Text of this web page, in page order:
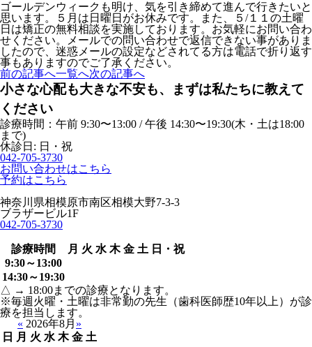
ゴールデンウィークも明け、気を引き締めて進んで行きたいと
思います。５月は日曜日がお休みです。また、５/１１の土曜
日は矯正の無料相談を実施しております。お気軽にお問い合わ
せください。メールでの問い合わせで返信できない事がありま
したので、迷惑メールの設定などされてる方は電話で折り返す
事もありますのでご了承ください。
前の記事へ一覧へ次の記事へ
小さな心配も大きな不安も、まずは私たちに教えて
ください
診療時間：午前 9:30〜13:00 / 午後 14:30〜19:30(木・土は18:00
まで)
休診日: 日・祝
042-705-3730
お問い合わせはこちら
予約はこちら
神奈川県相模原市南区相模大野7-3-3
ブラザービル1F
042-705-3730
診療時間 月 火 水 木 金 土 日・祝
9:30～13:00
14:30～19:30
△ → 18:00までの診療となります。
※毎週火曜・土曜は非常勤の先生（歯科医師歴10年以上）が診
療を担当します。
« 2026年8月 »
日
月 火 水 木 金 土